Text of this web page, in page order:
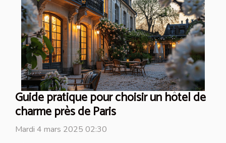
Guide pratique pour choisir un hôtel de
charme près de Paris
Mardi 4 mars 2025 02:30